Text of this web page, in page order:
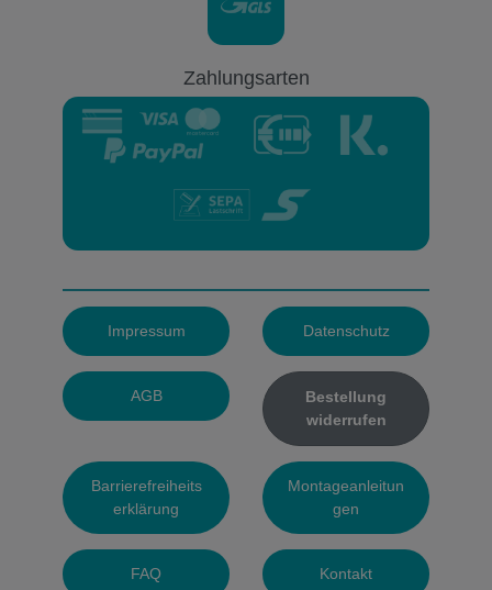
Zahlungsarten
Impressum Datenschutz
AGB
Bestellung
widerrufen
Barrierefreiheits
erklärung
Montageanleitun
gen
FAQ Kontakt